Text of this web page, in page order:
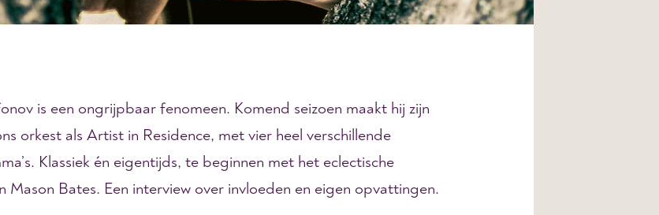
is een ongrijpbaar fenomeen. Komend seizoen maakt hij zijn
orkest als Artist in Residence, met vier heel verschillende
Klassiek én eigentijds, te beginnen met het eclectische
Mason Bates. Een interview over invloeden en eigen opvattingen.